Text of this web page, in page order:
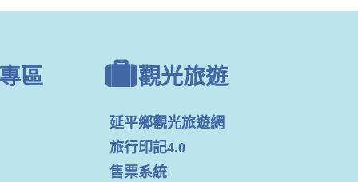
區 觀光旅遊
延平鄉觀光旅遊網
旅行印記4.0
售票系統